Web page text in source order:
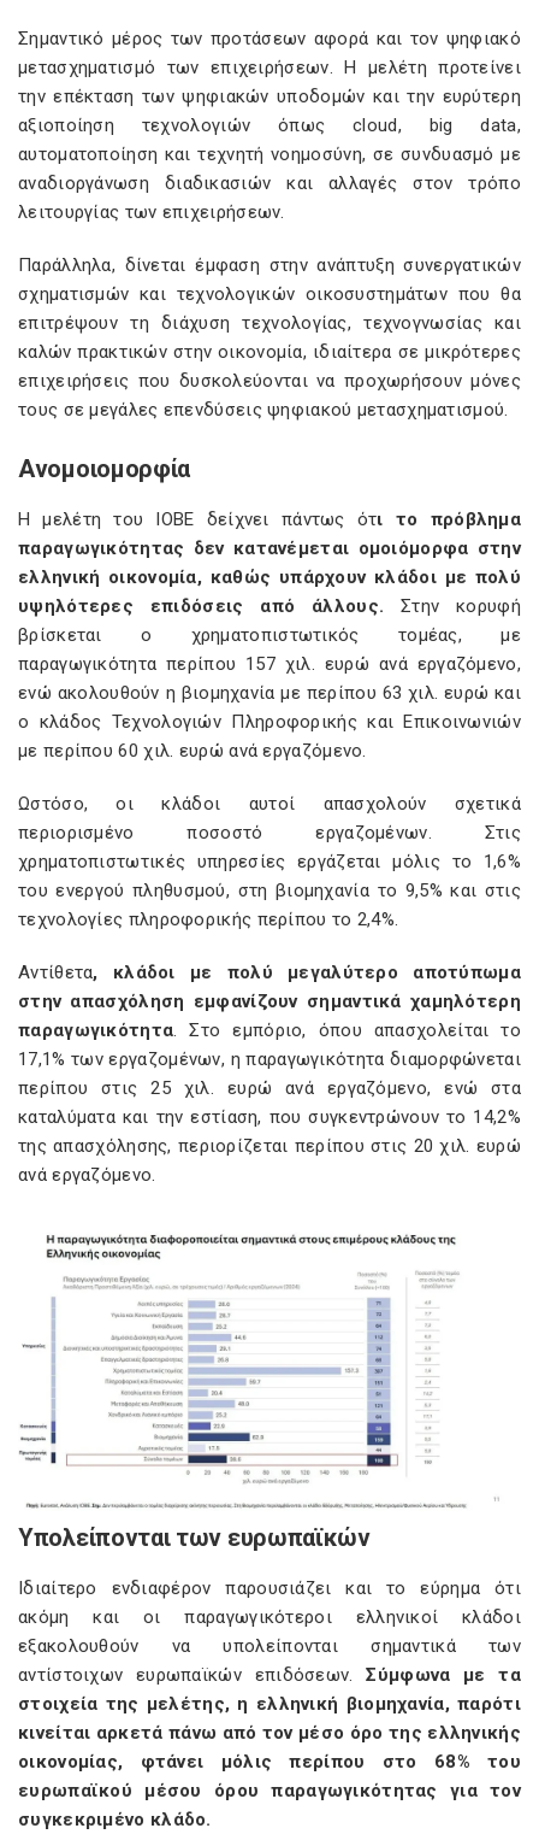
Σημαντικό μέρος των προτάσεων αφορά και τον ψηφιακό
μετασχηματισμό των επιχειρήσεων. Η μελέτη προτείνει
την επέκταση των ψηφιακών υποδομών και την ευρύτερη
αξιοποίηση τεχνολογιών όπως cloud, big data,
αυτοματοποίηση και τεχνητή νοημοσύνη, σε συνδυασμό με
αναδιοργάνωση διαδικασιών και αλλαγές στον τρόπο
λειτουργίας των επιχειρήσεων.
Παράλληλα, δίνεται έμφαση στην ανάπτυξη συνεργατικών
σχηματισμών και τεχνολογικών οικοσυστημάτων που θα
επιτρέψουν τη διάχυση τεχνολογίας, τεχνογνωσίας και
καλών πρακτικών στην οικονομία, ιδιαίτερα σε μικρότερες
επιχειρήσεις που δυσκολεύονται να προχωρήσουν μόνες
τους σε μεγάλες επενδύσεις ψηφιακού μετασχηματισμού.
Ανομοιομορφία
Η μελέτη του ΙΟΒΕ δείχνει πάντως ότι το πρόβλημα
παραγωγικότητας δεν κατανέμεται ομοιόμορφα στην
ελληνική οικονομία, καθώς υπάρχουν κλάδοι με πολύ
υψηλότερες επιδόσεις από άλλους. Στην κορυφή
βρίσκεται ο χρηματοπιστωτικός τομέας, με
παραγωγικότητα περίπου 157 χιλ. ευρώ ανά εργαζόμενο,
ενώ ακολουθούν η βιομηχανία με περίπου 63 χιλ. ευρώ και
ο κλάδος Τεχνολογιών Πληροφορικής και Επικοινωνιών
με περίπου 60 χιλ. ευρώ ανά εργαζόμενο.
Ωστόσο, οι κλάδοι αυτοί απασχολούν σχετικά
περιορισμένο ποσοστό εργαζομένων. Στις
χρηματοπιστωτικές υπηρεσίες εργάζεται μόλις το 1,6%
του ενεργού πληθυσμού, στη βιομηχανία το 9,5% και στις
τεχνολογίες πληροφορικής περίπου το 2,4%.
Αντίθετα, κλάδοι με πολύ μεγαλύτερο αποτύπωμα
στην απασχόληση εμφανίζουν σημαντικά χαμηλότερη
παραγωγικότητα. Στο εμπόριο, όπου απασχολείται το
17,1% των εργαζομένων, η παραγωγικότητα διαμορφώνεται
περίπου στις 25 χιλ. ευρώ ανά εργαζόμενο, ενώ στα
καταλύματα και την εστίαση, που συγκεντρώνουν το 14,2%
της απασχόλησης, περιορίζεται περίπου στις 20 χιλ. ευρώ
ανά εργαζόμενο.
Υπολείπονται των ευρωπαϊκών
Ιδιαίτερο ενδιαφέρον παρουσιάζει και το εύρημα ότι
ακόμη και οι παραγωγικότεροι ελληνικοί κλάδοι
εξακολουθούν να υπολείπονται σημαντικά των
αντίστοιχων ευρωπαϊκών επιδόσεων.Σύμφωνα με τα
στοιχεία της μελέτης, η ελληνική βιομηχανία, παρότι
κινείται αρκετά πάνω από τον μέσο όρο της ελληνικής
οικονομίας, φτάνει μόλις περίπου στο 68% του
ευρωπαϊκού μέσου όρου παραγωγικότητας για τον
συγκεκριμένο κλάδο.